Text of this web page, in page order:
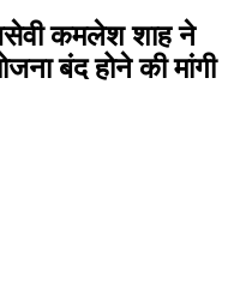
कमलेश शाह ने
बंद होने की मांगी